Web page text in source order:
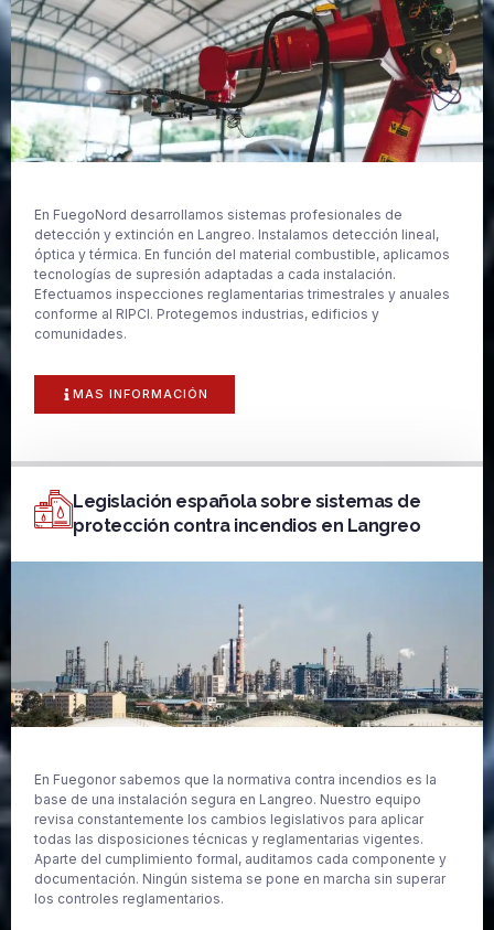
En FuegoNord desarrollamos sistemas profesionales de
detección y extinción en Langreo. Instalamos detección lineal,
óptica y térmica. En función del material combustible, aplicamos
tecnologías de supresión adaptadas a cada instalación.
Efectuamos inspecciones reglamentarias trimestrales y anuales
conforme al RIPCI. Protegemos industrias, edificios y
comunidades.
MAS INFORMACIÓN
Legislación española sobre sistemas de
protección contra incendios en Langreo
En Fuegonor sabemos que la normativa contra incendios es la
base de una instalación segura en Langreo. Nuestro equipo
revisa constantemente los cambios legislativos para aplicar
todas las disposiciones técnicas y reglamentarias vigentes.
Aparte del cumplimiento formal, auditamos cada componente y
documentación. Ningún sistema se pone en marcha sin superar
los controles reglamentarios.